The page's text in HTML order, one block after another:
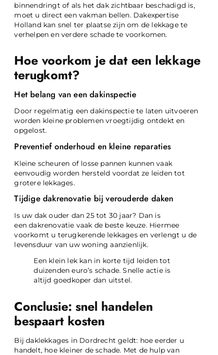
binnendringt of als het dak zichtbaar beschadigd is,
moet u direct een vakman bellen. Dakexpertise
Holland kan snel ter plaatse zijn om de lekkage te
verhelpen en verdere schade te voorkomen.
Hoe voorkom je dat een lekkage
terugkomt?
Het belang van een dakinspectie
Door regelmatig een dakinspectie te laten uitvoeren
worden kleine problemen vroegtijdig ontdekt en
opgelost.
Preventief onderhoud en kleine reparaties
Kleine scheuren of losse pannen kunnen vaak
eenvoudig worden hersteld voordat ze leiden tot
grotere lekkages.
Tijdige dakrenovatie bij verouderde daken
Is uw dak ouder dan 25 tot 30 jaar? Dan is
een dakrenovatie vaak de beste keuze. Hiermee
voorkomt u terugkerende lekkages en verlengt u de
levensduur van uw woning aanzienlijk.
Een klein lek kan in korte tijd leiden tot
duizenden euro’s schade. Snelle actie is
altijd goedkoper dan uitstel.
Conclusie: snel handelen
bespaart kosten
Bij daklekkages in Dordrecht geldt: hoe eerder u
handelt, hoe kleiner de schade. Met de hulp van